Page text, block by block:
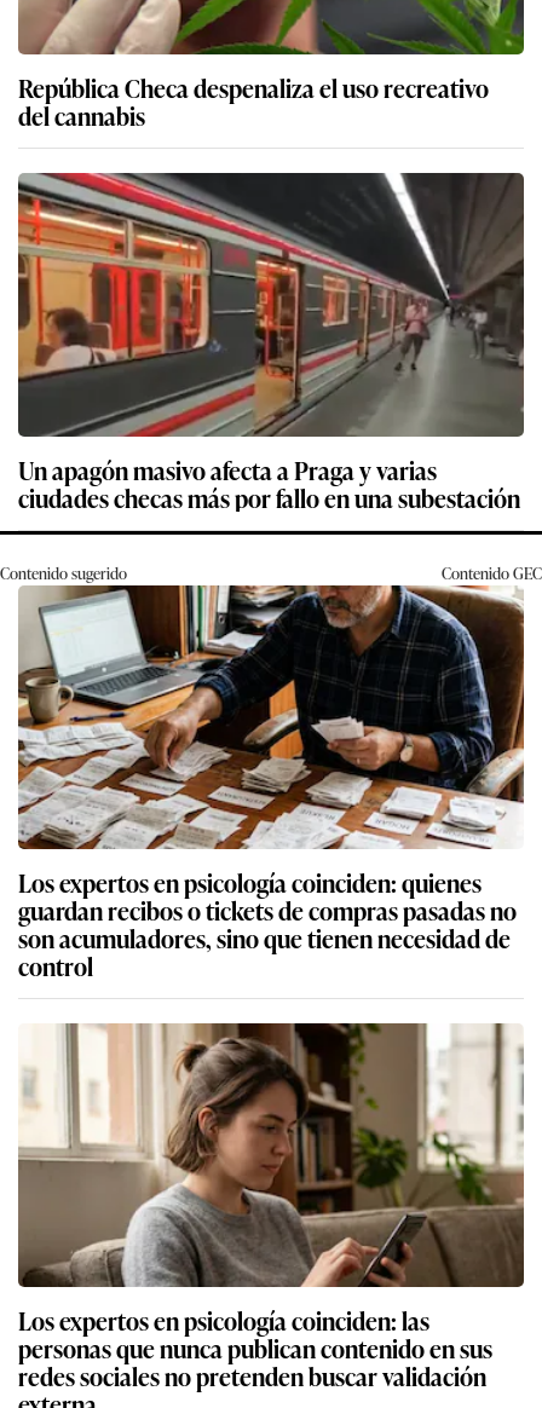
República Checa despenaliza el uso recreativo
del cannabis
Un apagón masivo afecta a Praga y varias
ciudades checas más por fallo en una subestación
Contenido sugerido ContenidoGEC
Los expertos en psicología coinciden: quienes
guardan recibos o tickets de compras pasadas no
son acumuladores, sino que tienen necesidad de
control
Los expertos en psicología coinciden: las
personas que nunca publican contenido en sus
redes sociales no pretenden buscar validación